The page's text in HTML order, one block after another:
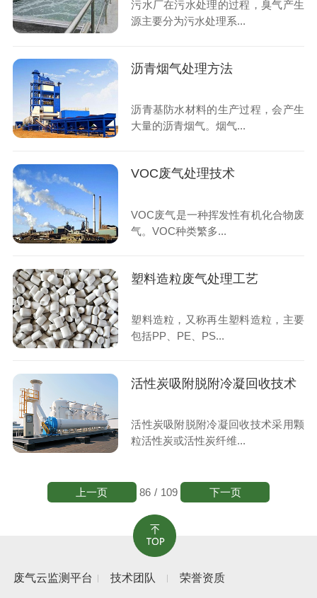
污水厂在污水处理的过程，臭气产生
源主要分为污水处理系...
沥青烟气处理方法
沥青基防水材料的生产过程，会产生
大量的沥青烟气。烟气...
VOC废气处理技术
VOC废气是一种挥发性有机化合物废
气。VOC种类繁多...
塑料造粒废气处理工艺
塑料造粒，又称再生塑料造粒，主要
包括PP、PE、PS...
活性炭吸附脱附冷凝回收技术
活性炭吸附脱附冷凝回收技术采用颗
粒活性炭或活性炭纤维...
86 / 109
上一页 下一页
废气云监测平台 技术团队 荣誉资质